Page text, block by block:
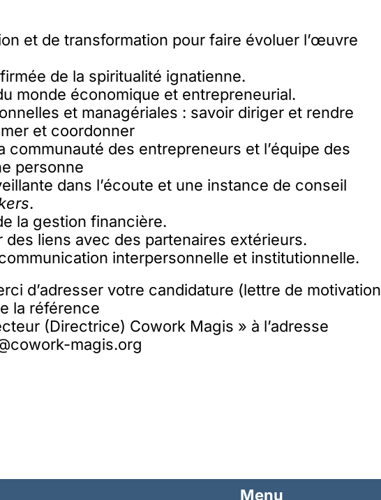
et de transformation pour faire évoluer l’œuvre
de la spiritualité ignatienne.
monde économique et entrepreneurial.
et managériales : savoir diriger et rendre
et coordonner
communauté des entrepreneurs et l’équipe des
personne
dans l’écoute et une instance de conseil
.
la gestion financière.
liens avec des partenaires extérieurs.
interpersonnelle et institutionnelle.
d’adresser votre candidature (lettre de motivation
la référence
(Directrice) Cowork Magis » à l’adresse
magis.org
Menu